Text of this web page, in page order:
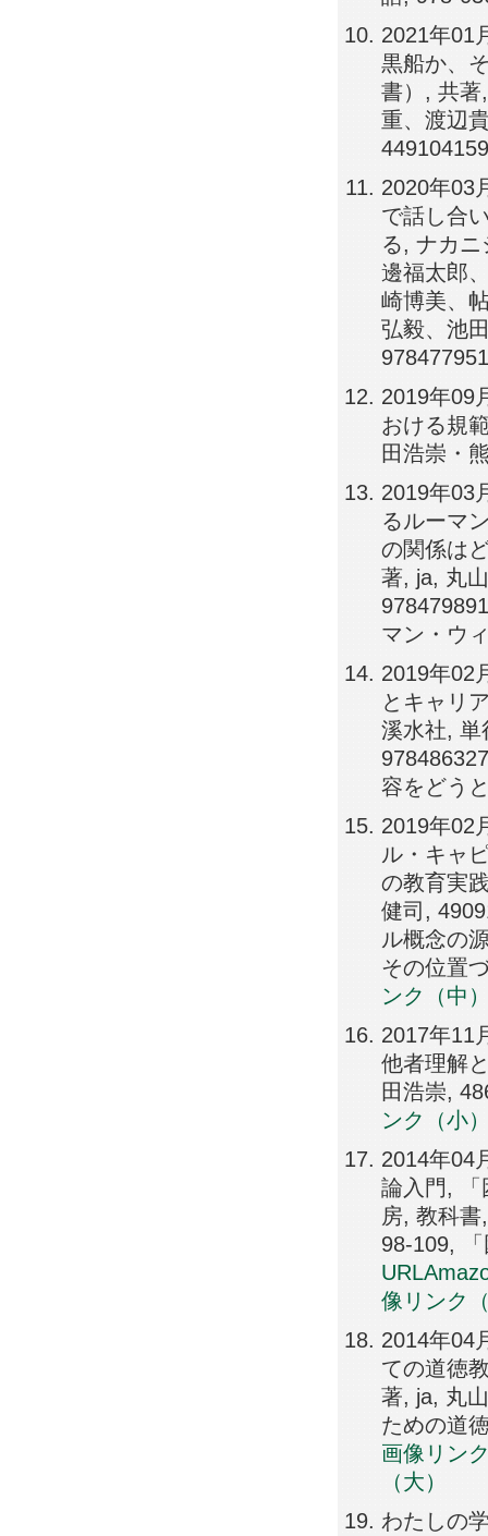
2021年01
黒船か、
書）, 共著
重、渡辺
2020年03
で話し合
る, ナカ
邊福太郎
崎博美、
弘毅、池
2019年09
おける規
田浩崇・
2019年03
るルーマ
の関係は
著, ja, 丸
マン・ウ
2019年02
とキャリ
溪水社, 単
容をどう
2019年02
ル・キャ
の教育実
健司,
ル概念の
その位置
ンク（中
2017年11
他者理解
田浩崇,
ンク（小
2014年04
論入門, 「
房, 教科
98-109,
URL
像リンク
2014年04
ての道徳
著, ja, 丸
ための道
画像リン
（大）
わたしの